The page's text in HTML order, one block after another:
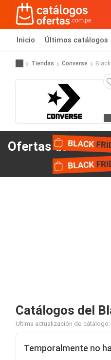
Inicio Últimos catálogos
Tiendas Converse
Ofertas del Black
Catálogos del
Ultima actualización de
Temporalmente no